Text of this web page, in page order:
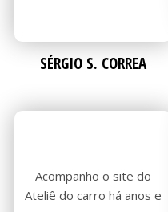
SÉRGIO S. CORREA
Acompanho o site do
Ateliê do carro há anos e